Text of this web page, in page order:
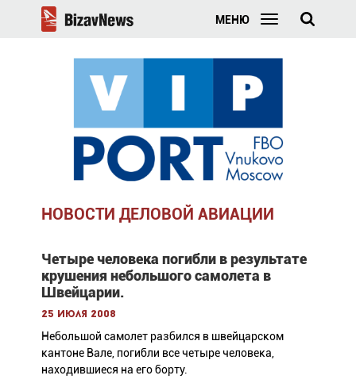
МЕНЮ
НОВОСТИ ДЕЛОВОЙ АВИАЦИИ
Четыре человека погибли в результате
крушения небольшого самолета в
Швейцарии.
25 июля 2008
Небольшой самолет разбился в швейцарском
кантоне Вале, погибли все четыре человека,
находившиеся на его борту.